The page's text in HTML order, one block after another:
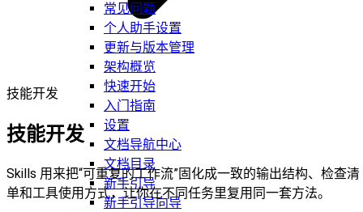
常见问题
个人助手设置
更新与版本管理
架构概览
快速开始
入门指南
设置
文档导航中心
文档目录
新手引导
新手引导向导
技能开发
技能开发
Skills 用来把“可重复的工作流”固化成一致的输出结构、检查清
单和工具使用方式，让你在不同任务里复用同一套方法。